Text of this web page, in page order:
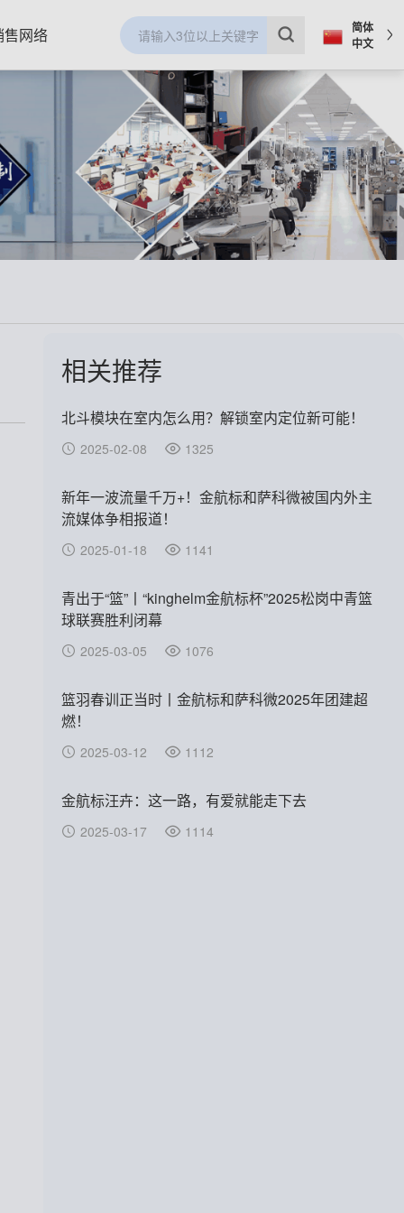
售网络
简体
中文
相关推荐
北斗模块在室内怎么用？解锁室内定位新可能！
2025-02-08 1325
新年一波流量千万+！金航标和萨科微被国内外主
流媒体争相报道！
2025-01-18 1141
青出于“篮”丨“kinghelm金航标杯”2025松岗中青篮
球联赛胜利闭幕
2025-03-05 1076
篮羽春训正当时丨金航标和萨科微2025年团建超
燃！
2025-03-12 1112
金航标汪卉：这一路，有爱就能走下去
2025-03-17 1114